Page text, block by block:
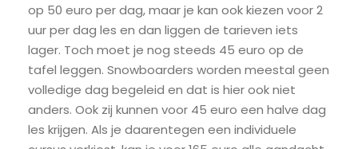
op 50 euro per dag, maar je kan ook kiezen voor 2
uur per dag les en dan liggen de tarieven iets
lager. Toch moet je nog steeds 45 euro op de
tafel leggen. Snowboarders worden meestal geen
volledige dag begeleid en dat is hier ook niet
anders. Ook zij kunnen voor 45 euro een halve dag
les krijgen. Als je daarentegen een individuele